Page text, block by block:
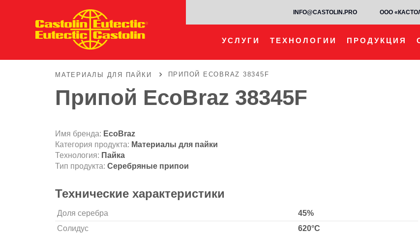
ООО
INFO@CASTOLIN.PRO
ПРОДУКЦИЯ
ТЕХНОЛОГИИ
УСЛУГИ
МАТЕРИАЛЫ ДЛЯ ПАЙКИ ПРИПОЙ ECOBRAZ 38345F
Припой EcoBraz 38345F
Имя бренда: EcoBraz
Категория продукта: Материалы для пайки
Технология: Пайка
Тип продукта: Серебряные припои
Технические характеристики
Доля серебра
45%
Солидус
620°C